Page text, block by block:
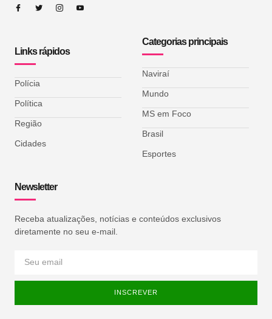
Links rápidos
Polícia
Política
Região
Cidades
Categorias principais
Naviraí
Mundo
MS em Foco
Brasil
Esportes
Newsletter
Receba atualizações, notícias e conteúdos exclusivos
diretamente no seu e-mail.
INSCREVER